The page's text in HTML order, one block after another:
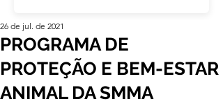
PROGRAMA DE
PROTEÇÃO E BEM-ESTAR
ANIMAL DA SMMA
26 de jul. de 2021